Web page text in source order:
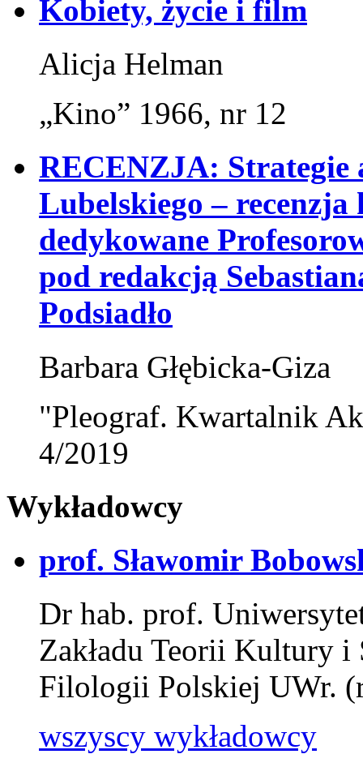
Kobiety, życie i film
Alicja Helman
„Kino” 1966, nr 12
RECENZJA: Strategie
Lubelskiego –
dedykowane
pod redakcją
Podsiadło
Barbara Głębicka-Giza
"Pleograf. Kwartalnik
4/2019
Wykładowcy
prof. Sławomir
Dr hab. prof.
Zakładu Teorii Kultury
Filologii Polskiej UWr.
wszyscy wykładowcy